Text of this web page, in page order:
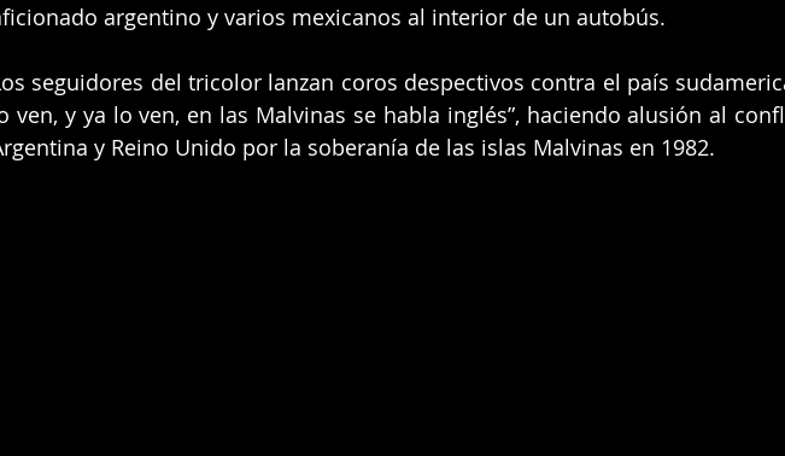
argentino y varios mexicanos al interior de un autobús.
seguidores del tricolor lanzan coros despectivos contra el país
ven, y ya lo ven, en las Malvinas se habla inglés”, haciendo alusión al
y Reino Unido por la soberanía de las islas Malvinas en 1982.